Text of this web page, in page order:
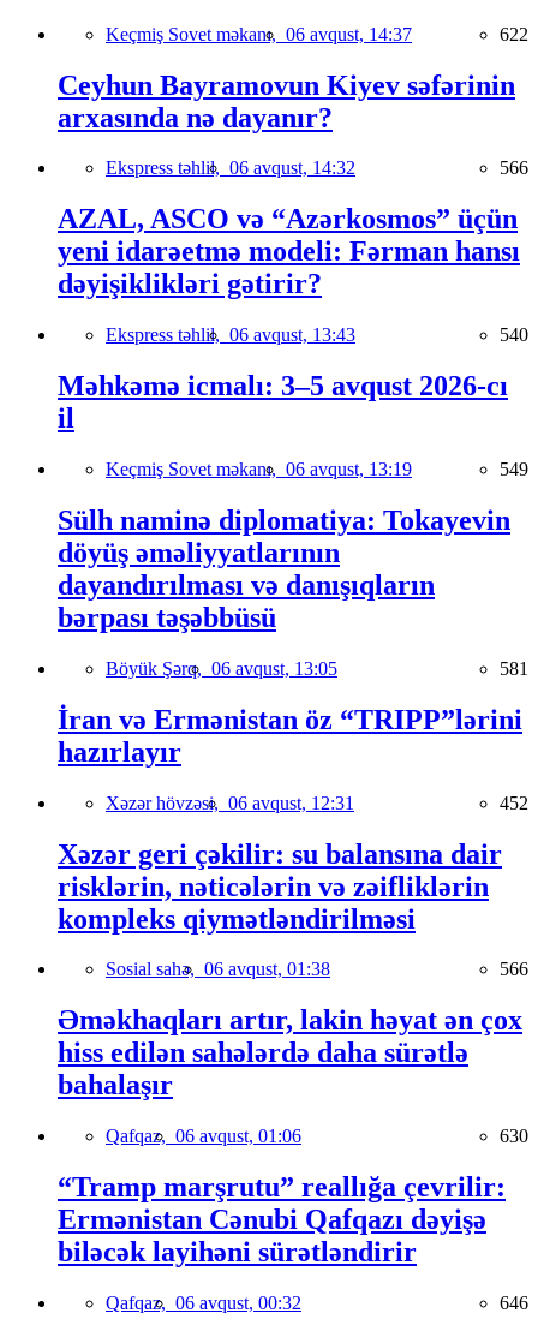
Keçmiş Sovet məkanı, 06 avqust, 14:37 622
Ceyhun Bayramovun Kiyev səfərinin
arxasında nə dayanır?
Ekspress təhlil, 06 avqust, 14:32 566
AZAL, ASCO və “Azərkosmos” üçün
yeni idarəetmə modeli: Fərman hansı
dəyişiklikləri gətirir?
Ekspress təhlil, 06 avqust, 13:43 540
Məhkəmə icmalı: 3–5 avqust 2026-cı
il
Keçmiş Sovet məkanı, 06 avqust, 13:19 549
Sülh naminə diplomatiya: Tokayevin
döyüş əməliyyatlarının
dayandırılması və danışıqların
bərpası təşəbbüsü
Böyük Şərq, 06 avqust, 13:05 581
İran və Ermənistan öz “TRIPP”lərini
hazırlayır
Xəzər hövzəsi, 06 avqust, 12:31 452
Xəzər geri çəkilir: su balansına dair
risklərin, nəticələrin və zəifliklərin
kompleks qiymətləndirilməsi
Sosial sahə, 06 avqust, 01:38 566
Əməkhaqları artır, lakin həyat ən çox
hiss edilən sahələrdə daha sürətlə
bahalaşır
Qafqaz, 06 avqust, 01:06 630
“Tramp marşrutu” reallığa çevrilir:
Ermənistan Cənubi Qafqazı dəyişə
biləcək layihəni sürətləndirir
Qafqaz, 06 avqust, 00:32 646